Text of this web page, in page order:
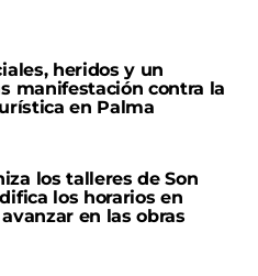
heridos y un
manifestación contra la
en Palma
los talleres de Son
los horarios en
en las obras